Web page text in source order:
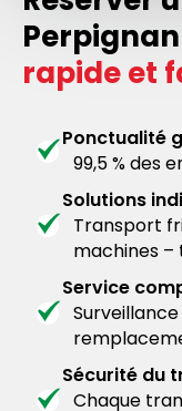
rapide et
Ponctualité
99,5 % des
Solutions
Transport
machines –
Service
Sécurité du
Chaque